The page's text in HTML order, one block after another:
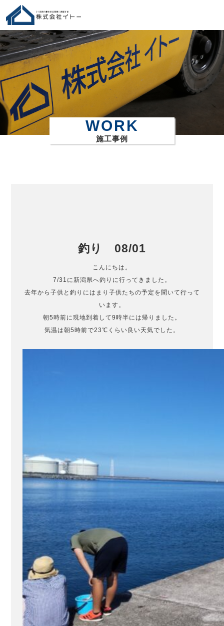
WORK
施工事例
釣り 08/01
こんにちは。
7/31に新潟県へ釣りに行ってきました。
去年から子供と釣りにはまり子供たちの予定を聞いて行って
います。
朝5時前に現地到着して9時半には帰りました。
気温は朝5時前で23℃くらい良い天気でした。